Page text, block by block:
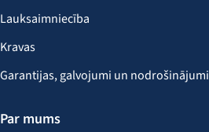
Lauksaimniecība
Kravas
Garantijas, galvojumi un nodrošinājumi
Par mums